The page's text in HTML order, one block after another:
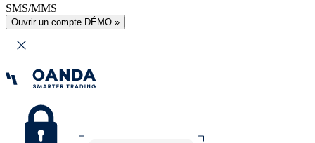
SMS/MMS
Ouvrir un compte DÉMO »